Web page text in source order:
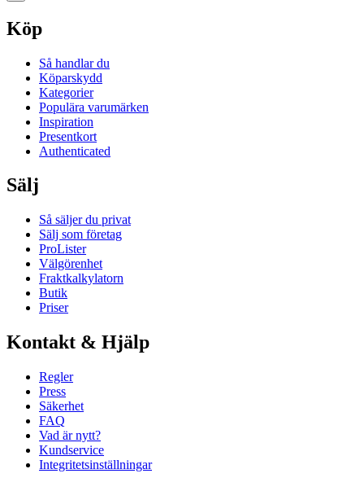
Köp
Så handlar du
Köparskydd
Kategorier
Populära varumärken
Inspiration
Presentkort
Authenticated
Sälj
Så säljer du privat
Sälj som företag
ProLister
Välgörenhet
Fraktkalkylatorn
Butik
Priser
Kontakt & Hjälp
Regler
Press
Säkerhet
FAQ
Vad är nytt?
Kundservice
Integritetsinställningar